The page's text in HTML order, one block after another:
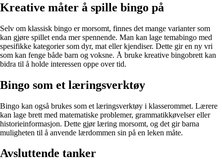
Kreative måter å spille bingo på
Selv om klassisk bingo er morsomt, finnes det mange varianter som
kan gjøre spillet enda mer spennende. Man kan lage temabingo med
spesifikke kategorier som dyr, mat eller kjendiser. Dette gir en ny vri
som kan fenge både barn og voksne. Å bruke kreative bingobrett kan
bidra til å holde interessen oppe over tid.
Bingo som et læringsverktøy
Bingo kan også brukes som et læringsverktøy i klasserommet. Lærere
kan lage brett med matematiske problemer, grammatikkøvelser eller
historieinformasjon. Dette gjør læring morsomt, og det gir barna
muligheten til å anvende lærdommen sin på en leken måte.
Avsluttende tanker